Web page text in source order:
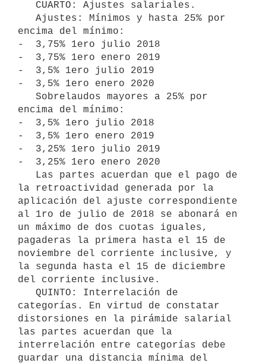
encima del mínimo:
-  3,75% 1ero julio 2018
-  3,75% 1ero enero 2019
-  3,5% 1ero julio 2019
-  3,5% 1ero enero 2020
encima del mínimo:
-  3,5% 1ero julio 2018
-  3,5% 1ero enero 2019
-  3,25% 1ero julio 2019
-  3,25% 1ero enero 2020
la retroactividad generada por la
aplicación del ajuste correspondiente
al 1ro de julio de 2018 se abonará en
un máximo de dos cuotas iguales,
pagaderas la primera hasta el 15 de
noviembre del corriente inclusive, y
la segunda hasta el 15 de diciembre
del corriente inclusive.
categorías. En virtud de constatar
distorsiones en la pirámide salarial
las partes acuerdan que la
interrelación entre categorías debe
guardar una distancia mínima del